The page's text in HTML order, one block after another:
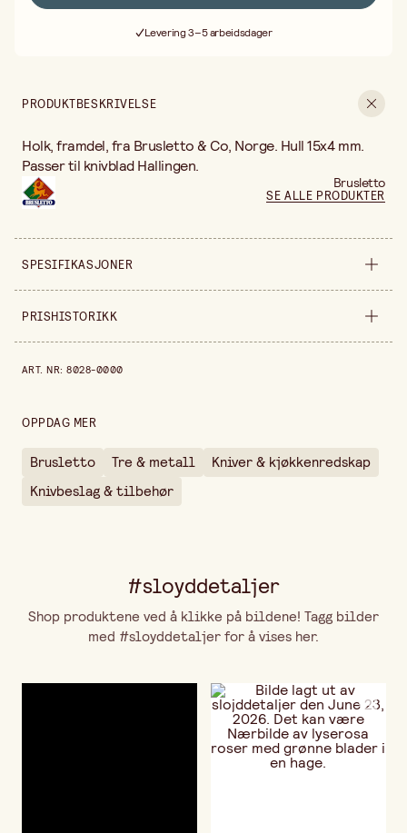
Levering 3–5 arbeidsdager
PRODUKTBESKRIVELSE
Holk, framdel, fra Brusletto & Co, Norge. Hull 15x4 mm.
Passer til knivblad Hallingen.
Brusletto
SE ALLE PRODUKTER
SPESIFIKASJONER
Selges inn stykke
PRISHISTORIKK
ART. NR:8028-0000
OPPDAG MER
Brusletto Tre & metall
Kniver & kjøkkenredskap
Knivbeslag & tilbehør
#sloyddetaljer
Shop produktene ved å klikke på bildene! Tagg bilder
med #sloyddetaljer for å vises her.